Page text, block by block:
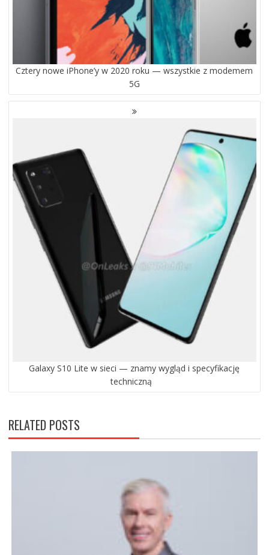
Cztery nowe iPhone’y w 2020 roku — wszystkie z modemem
5G
Galaxy S10 Lite w sieci — znamy wygląd i specyfikację
techniczną
RELATED POSTS